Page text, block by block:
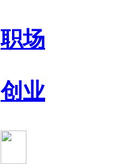
职场
创业